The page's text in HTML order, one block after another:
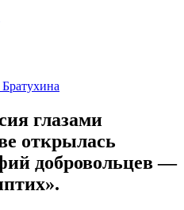
глазами
открылась
добровольцев —